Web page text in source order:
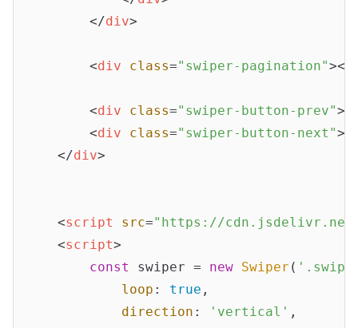
</div>
<div class="swiper-pagination"></
<div class="swiper-button-prev">
<div class="swiper-button-next">
</div>
<script src="https://cdn.jsdelivr.net/
<script>
const
swiper = new Swiper (
loop : true ,
direction : 'vertical' ,